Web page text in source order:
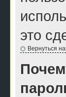
это
Вернуться